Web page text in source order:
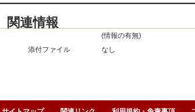
関連情報
(情報の有無)
添付ファイル
なし